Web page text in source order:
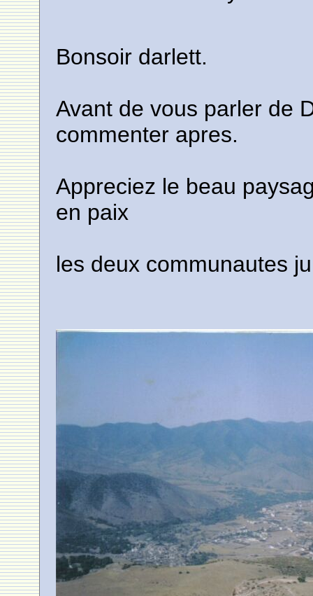
Bonsoir darlett.
Avant de vous parler de
commenter apres.
Appreciez le beau
en paix
les deux communautes